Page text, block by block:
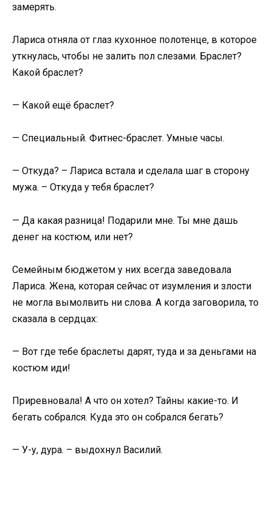
замерять.
Лариса отняла от глаз кухонное полотенце, в которое
уткнулась, чтобы не залить пол слезами. Браслет?
Какой браслет?
— Какой ещё браслет?
— Специальный. Фитнес-браслет. Умные часы.
— Откуда? – Лариса встала и сделала шаг в сторону
мужа. – Откуда у тебя браслет?
— Да какая разница! Подарили мне. Ты мне дашь
денег на костюм, или нет?
Семейным бюджетом у них всегда заведовала
Лариса. Жена, которая сейчас от изумления и злости
не могла вымолвить ни слова. А когда заговорила, то
сказала в сердцах:
— Вот где тебе браслеты дарят, туда и за деньгами на
костюм иди!
Приревновала! А что он хотел? Тайны какие-то. И
бегать собрался. Куда это он собрался бегать?
— У-у, дура. – выдохнул Василий.